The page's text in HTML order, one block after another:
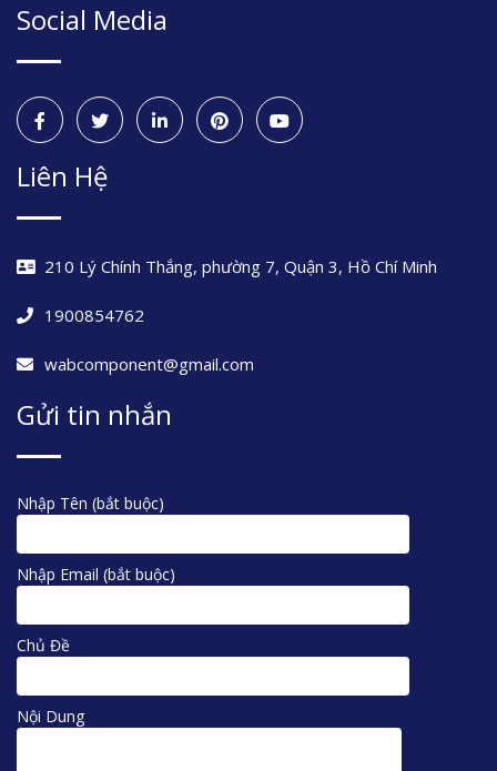
Social Media
Liên Hệ
210 Lý Chính Thắng, phường 7, Quận 3, Hồ Chí Minh
1900854762
wabcomponent@gmail.com
Gửi tin nhắn
Nhập Tên (bắt buộc)
Nhập Email (bắt buộc)
Chủ Đề
Nội Dung